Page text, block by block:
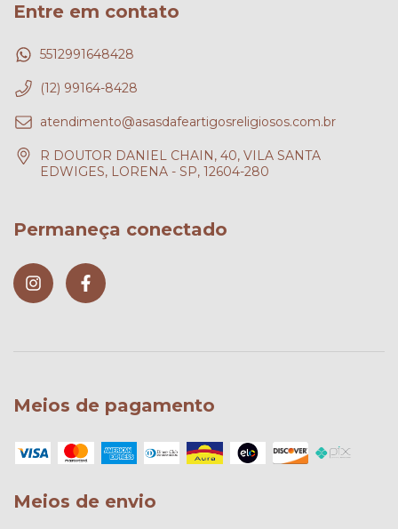
Entre em contato
5512991648428
(12) 99164-8428
atendimento@asasdafeartigosreligiosos.com.br
R DOUTOR DANIEL CHAIN, 40, VILA SANTA
EDWIGES, LORENA - SP, 12604-280
Permaneça conectado
Meios de pagamento
Meios de envio